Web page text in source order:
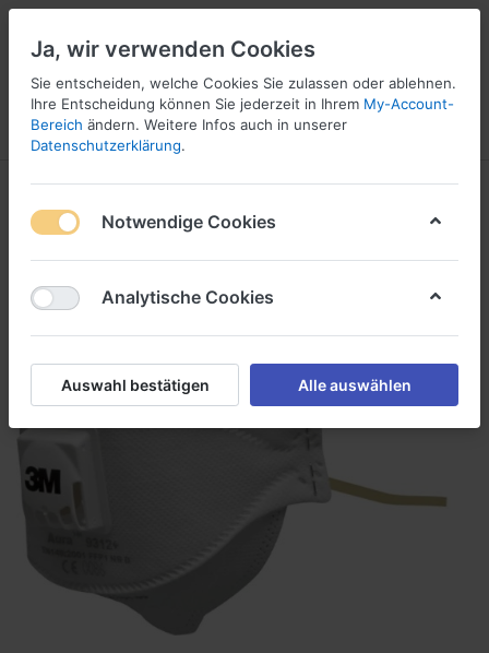
Menü Anmelden Vergleichen Wunschliste
1
Ja, wir verwenden Cookies
Sie entscheiden, welche Cookies Sie zulassen oder ablehnen.
Ihre Entscheidung können Sie jederzeit in Ihrem My-Account-
Bereich ändern. Weitere Infos auch in unserer
Datenschutzerklärung.
Notwendige Cookies
Analytische Cookies
Auswahl bestätigen Alle auswählen